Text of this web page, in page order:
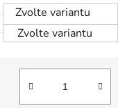
Zvolte variantu
Zvolte variantu